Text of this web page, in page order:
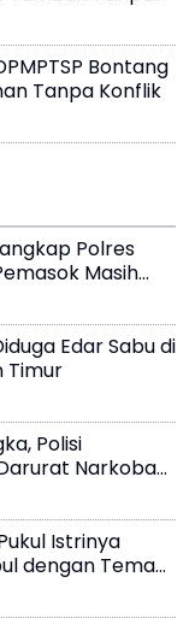
Bontang
Tanpa Konflik
Polres
Masih
Edar Sabu di
Timur
Polisi
Narkoba
Istrinya
dengan Teman